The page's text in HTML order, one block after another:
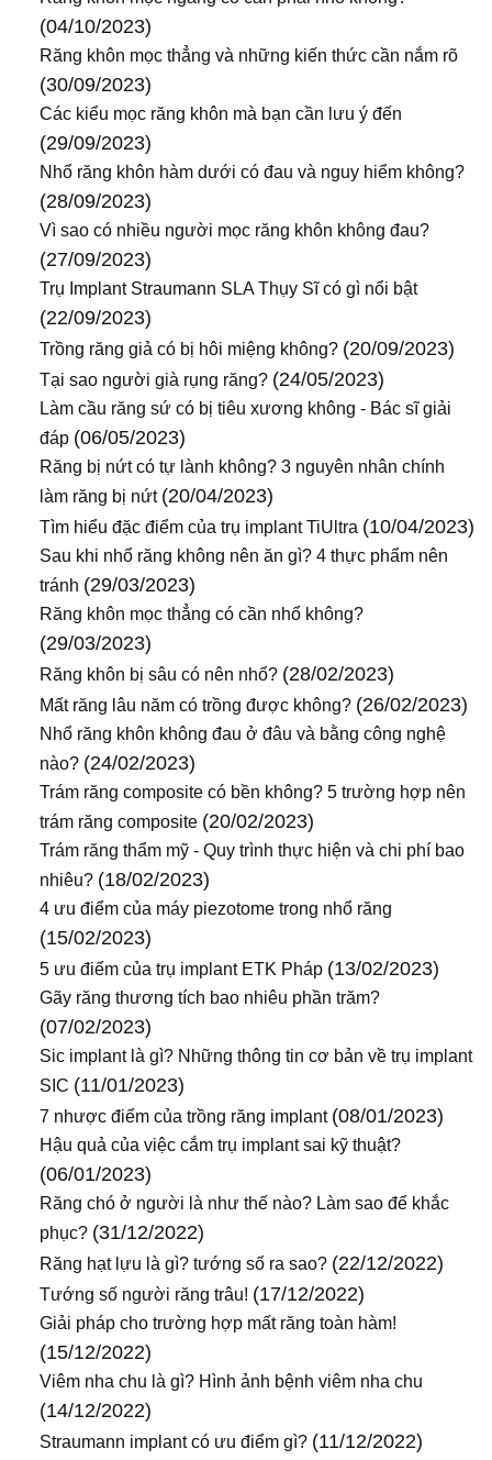
(04/10/2023)
Răng khôn mọc thẳng và những kiến thức cần nắm rõ
(30/09/2023)
Các kiểu mọc răng khôn mà bạn cần lưu ý đến
(29/09/2023)
Nhổ răng khôn hàm dưới có đau và nguy hiểm không?
(28/09/2023)
Vì sao có nhiều người mọc răng khôn không đau?
(27/09/2023)
Trụ Implant Straumann SLA Thụy Sĩ có gì nổi bật
(22/09/2023)
Trồng răng giả có bị hôi miệng không? (20/09/2023)
Tại sao người già rụng răng? (24/05/2023)
Làm cầu răng sứ có bị tiêu xương không - Bác sĩ giải
đáp (06/05/2023)
Răng bị nứt có tự lành không? 3 nguyên nhân chính
làm răng bị nứt (20/04/2023)
Tìm hiểu đặc điểm của trụ implant TiUltra (10/04/2023)
Sau khi nhổ răng không nên ăn gì? 4 thực phẩm nên
tránh (29/03/2023)
Răng khôn mọc thẳng có cần nhổ không?
(29/03/2023)
Răng khôn bị sâu có nên nhổ? (28/02/2023)
Mất răng lâu năm có trồng được không? (26/02/2023)
Nhổ răng khôn không đau ở đâu và bằng công nghệ
nào? (24/02/2023)
Trám răng composite có bền không? 5 trường hợp nên
trám răng composite (20/02/2023)
Trám răng thẩm mỹ - Quy trình thực hiện và chi phí bao
nhiêu? (18/02/2023)
4 ưu điểm của máy piezotome trong nhổ răng
(15/02/2023)
5 ưu điểm của trụ implant ETK Pháp (13/02/2023)
Gãy răng thương tích bao nhiêu phần trăm?
(07/02/2023)
Sic implant là gì? Những thông tin cơ bản về trụ implant
SIC (11/01/2023)
7 nhược điểm của trồng răng implant (08/01/2023)
Hậu quả của việc cắm trụ implant sai kỹ thuật?
(06/01/2023)
Răng chó ở người là như thế nào? Làm sao để khắc
phục? (31/12/2022)
Răng hạt lựu là gì? tướng số ra sao? (22/12/2022)
Tướng số người răng trâu! (17/12/2022)
Giải pháp cho trường hợp mất răng toàn hàm!
(15/12/2022)
Viêm nha chu là gì? Hình ảnh bệnh viêm nha chu
(14/12/2022)
Straumann implant có ưu điểm gì? (11/12/2022)